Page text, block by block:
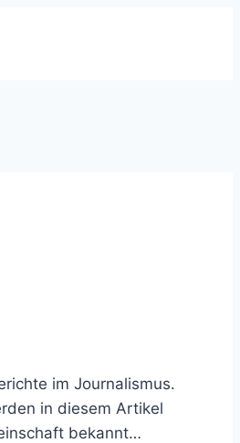
im Journalismus.
in diesem Artikel
bekannt…